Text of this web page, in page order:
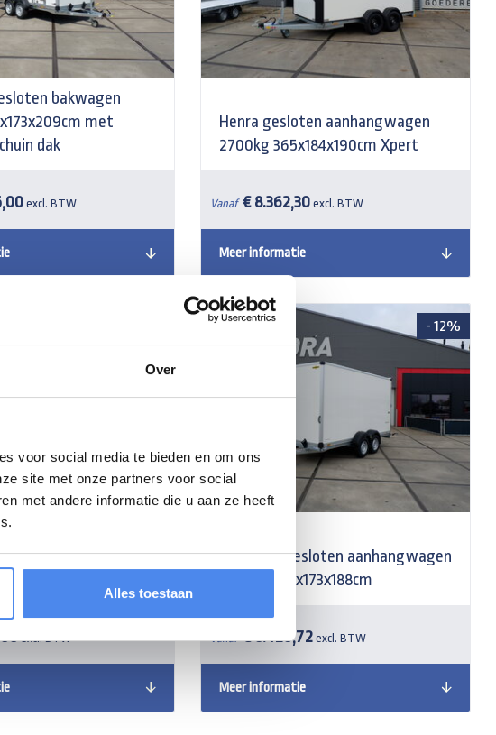
Over
voor social media te bieden en om ons
site met onze partners voor social
met andere informatie die u aan ze heeft
Alles toestaan
bakwagen
met
dak
excl. BTW
Henra gesloten aanhangwagen
2700kg 365x184x190cm Xpert
Vanaf € 8.362,30 excl. BTW
Meer informatie
aanhangwagen
excl. BTW
- 12%
Humbaur gesloten aanhangwagen
3000kg 418x173x188cm
Vanaf € 8.420,72 excl. BTW
Meer informatie